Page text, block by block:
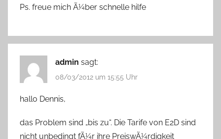
Ps. freue mich Ã¼ber schnelle hilfe
admin sagt:
08/03/2012 um 15:55 Uhr
hallo Dennis,
das Problem sind „bis zu“. Die Tarife von E2D sind
nicht unbedingt fÃ¼r ihre PreiswÃ¼rdigkeit